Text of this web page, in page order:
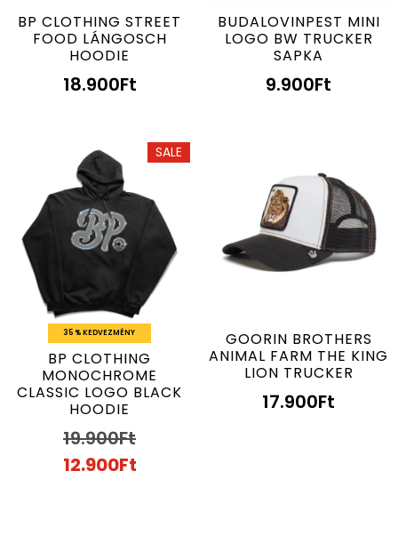
BP CLOTHING STREET
FOOD LÁNGOSCH
HOODIE
18.900Ft
BUDALOVINPEST MINI
LOGO BW TRUCKER
SAPKA
9.900Ft
SALE
35 % KEDVEZMÉNY
BP CLOTHING
MONOCHROME
CLASSIC LOGO BLACK
HOODIE
19.900Ft
12.900Ft
GOORIN BROTHERS
ANIMAL FARM THE KING
LION TRUCKER
17.900Ft